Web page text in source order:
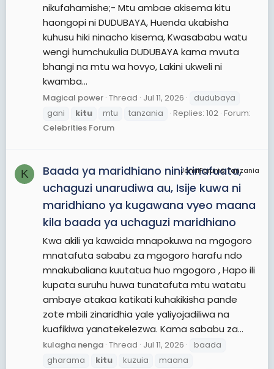
nikufahamishe;- Mtu ambae akisema kitu
haongopi ni DUDUBAYA, Huenda ukabisha
kuhusu hiki ninacho kisema, Kwasababu watu
wengi humchukulia DUDUBAYA kama mvuta
bhangi na mtu wa hovyo, Lakini ukweli ni
kwamba...
Magical power Thread Jul 11, 2026
dudubaya
gani
kitu mtu tanzania Replies: 102 Forum:
Celebrities Forum
K JamiiForums Tanzania
Baada ya maridhiano nini kinafuata,
uchaguzi unarudiwa au, Isije kuwa ni
maridhiano ya kugawana vyeo maana
kila baada ya uchaguzi maridhiano
Kwa akili ya kawaida mnapokuwa na mgogoro
mnatafuta sababu za mgogoro harafu ndo
mnakubaliana kuutatua huo mgogoro , Hapo ili
kupata suruhu huwa tunatafuta mtu watatu
ambaye atakaa katikati kuhakikisha pande
zote mbili zinaridhia yale yaliyojadiliwa na
kuafikiwa yanatekelezwa. Kama sababu za...
kulagha nenga Thread Jul 11, 2026
baada
gharama
kitu kuzuia
maana